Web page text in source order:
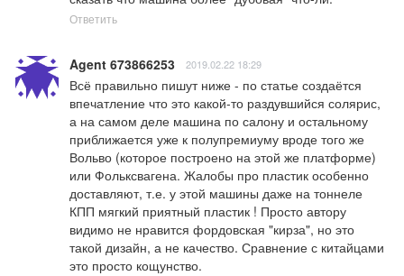
Ответить
Agent 673866253 2019.02.22 18:29
Всё правильно пишут ниже - по статье создаётся
впечатление что это какой-то раздувшийся солярис,
а на самом деле машина по салону и остальному
приближается уже к полупремиуму вроде того же
Вольво (которое построено на этой же платформе)
или Фольксвагена. Жалобы про пластик особенно
доставляют, т.е. у этой машины даже на тоннеле
КПП мягкий приятный пластик ! Просто автору
видимо не нравится фордовская "кирза", но это
такой дизайн, а не качество. Сравнение с китайцами
это просто кощунство.